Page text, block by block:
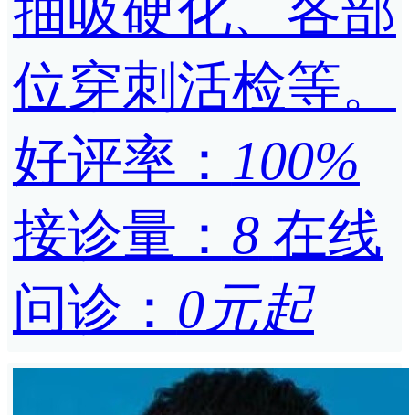
抽吸硬化、各部
位穿刺活检等。
好评率： 100%
接诊量： 8 在线
问诊： 0元起